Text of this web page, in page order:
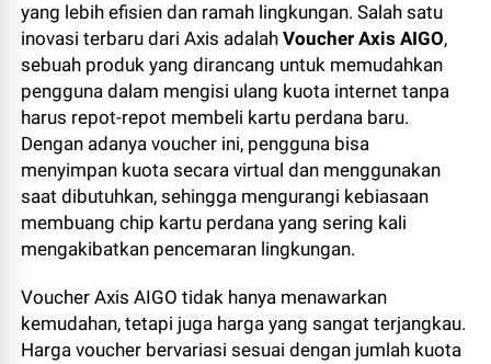
yang lebih efisien dan ramah lingkungan. Salah satu
inovasi terbaru dari Axis adalahVoucher Axis AIGO,
sebuah produk yang dirancang untuk memudahkan
pengguna dalam mengisi ulang kuota internet tanpa
harus repot-repot membeli kartu perdana baru.
Dengan adanya voucher ini, pengguna bisa
menyimpan kuota secara virtual dan menggunakan
saat dibutuhkan, sehingga mengurangi kebiasaan
membuang chip kartu perdana yang sering kali
mengakibatkan pencemaran lingkungan.
Voucher Axis AIGO tidak hanya menawarkan
kemudahan, tetapi juga harga yang sangat terjangkau.
Harga voucher bervariasi sesuai dengan jumlah kuota